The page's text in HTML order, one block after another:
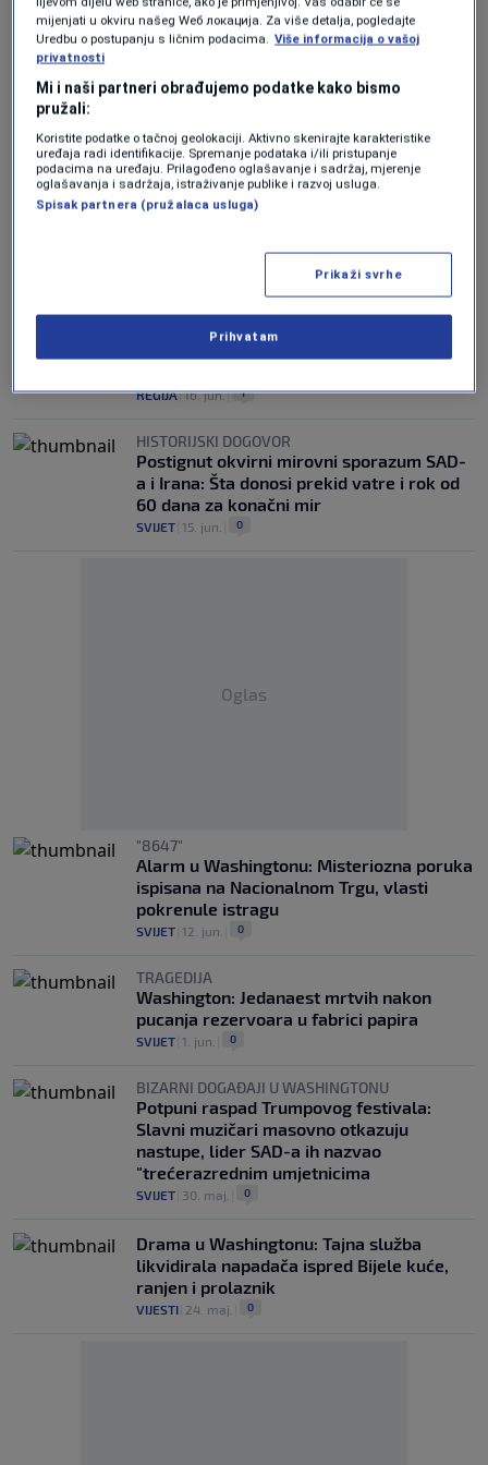
Washington DC, Maryland i Connecticut
proglasili 11. juli Danom sjećanja na
VIJESTI|9. jul.| 0
SAZNAJE N1
Sjednica PIC-a zakazana za 30. juni: Hoće
Vučić iz Gruzije: Washington će smanjiti
REGIJA|16. jun.| 1
HISTORIJSKI DOGOVOR
Postignut okvirni mirovni sporazum SAD-
a i Irana: Šta donosi prekid vatre i rok od
60 dana za konačni mir
SVIJET 15. jun. 0
Oglas
"8647"
Alarm u Washingtonu: Misteriozna poruka
ispisana na Nacionalnom Trgu, vlasti
pokrenule istragu
SVIJET 12. jun. 0
TRAGEDIJA
Washington: Jedanaest mrtvih nakon
pucanja rezervoara u fabrici papira
SVIJET 1. jun. 0
BIZARNI DOGAĐAJI U WASHINGTONU
Potpuni raspad Trumpovog festivala:
Slavni muzičari masovno otkazuju
nastupe, lider SAD-a ih nazvao
"trećerazrednim umjetnicima
SVIJET 30. maj. 0
Drama u Washingtonu: Tajna služba
likvidirala napadača ispred Bijele kuće,
ranjen i prolaznik
VIJESTI 24. maj. 0
mijenjati u okviru našeg Wеб локација. Za više detalja, pogledajte
Uredbu o postupanju s ličnim podacima. Više informacija o vašoj
privatnosti
Mi i naši partneri obrađujemo podatke kako bismo
pružali:
Koristite podatke o tačnoj geolokaciji. Aktivno skenirajte karakteristike
uređaja radi identifikacije. Spremanje podataka i/ili pristupanje
podacima na uređaju. Prilagođeno oglašavanje i sadržaj, mjerenje
oglašavanja i sadržaja, istraživanje publike i razvoj usluga.
Spisak partnera (pružalaca usluga)
Prikaži svrhe
Prihvatam